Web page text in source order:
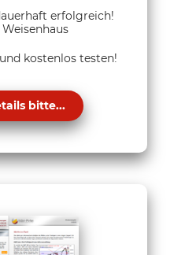
erfolgreich!
kostenlos testen!
bitte...